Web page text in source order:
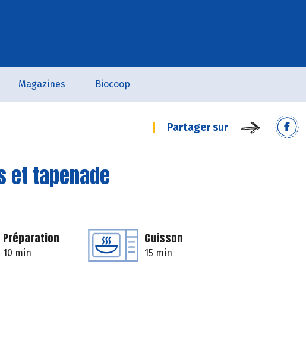
Magazines Biocoop
Partager sur
et tapenade
Préparation
10 min
Cuisson
15 min